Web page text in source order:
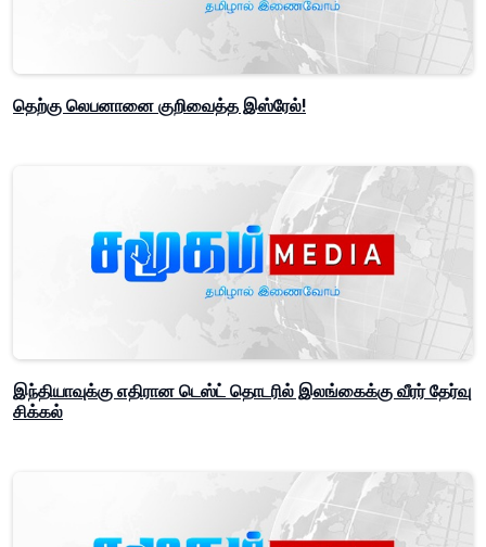
தெற்கு லெபனானை குறிவைத்த இஸ்ரேல்!
இந்தியாவுக்கு எதிரான டெஸ்ட் தொடரில் இலங்கைக்கு வீரர் தேர்வு
சிக்கல்